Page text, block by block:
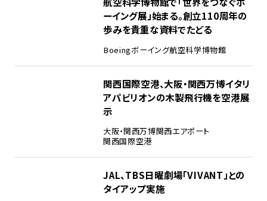
ーイング展」始まる。創立110周年の
歩みを貴重な資料でたどる
Boeingボーイング航空科学博物館
関西国際空港、大阪・関西万博イタリ
アパビリオンの木製飛行機を空港展
示
大阪・関西万博関西エアポート
関西国際空港
JAL、TBS日曜劇場「VIVANT」との
タイアップ実施